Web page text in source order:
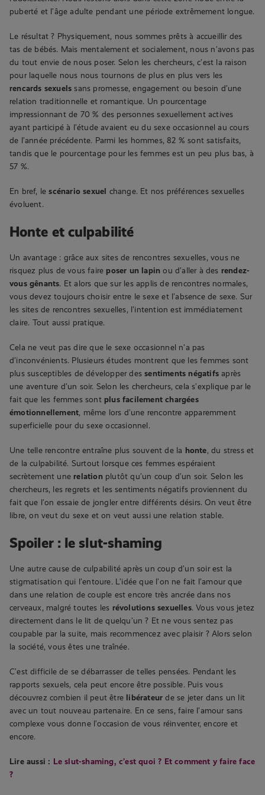
puberté et l’âge adulte pendant une période extrêmement longue.
Le résultat ? Physiquement, nous sommes prêts à accueillir des
tas de bébés. Mais mentalement et socialement, nous n’avons pas
du tout envie de nous poser. Selon les chercheurs, c’est la raison
pour laquelle nous nous tournons de plus en plus vers les
rencards sexuels sans promesse, engagement ou besoin d’une
relation traditionnelle et romantique. Un pourcentage
impressionnant de 70 % des personnes sexuellement actives
ayant participé à l’étude avaient eu du sexe occasionnel au cours
de l’année précédente. Parmi les hommes, 82 % sont satisfaits,
tandis que le pourcentage pour les femmes est un peu plus bas, à
57 %.
En bref, lescénario sexuel change. Et nos préférences sexuelles
évoluent.
Honte et culpabilité
Un avantage : grâce aux sites de rencontres sexuelles, vous ne
risquez plus de vous faireposer un lapin ou d’aller à des rendez-
vous gênants. Et alors que sur les applis de rencontres normales,
vous devez toujours choisir entre le sexe et l’absence de sexe. Sur
les sites de rencontres sexuelles, l’intention est immédiatement
claire. Tout aussi pratique.
Cela ne veut pas dire que le sexe occasionnel n’a pas
d’inconvénients. Plusieurs études montrent que les femmes sont
plus susceptibles de développer dessentiments négatifs après
une aventure d’un soir. Selon les chercheurs, cela s’explique par le
fait que les femmes sont plus facilement chargées
émotionnellement, même lors d’une rencontre apparemment
superficielle pour du sexe occasionnel.
Une telle rencontre entraîne plus souvent de la honte, du stress et
de la culpabilité. Surtout lorsque ces femmes espéraient
secrètement unerelationplutôt qu’un coup d’un soir. Selon les
chercheurs, les regrets et les sentiments négatifs proviennent du
fait que l’on essaie de jongler entre différents désirs. On veut être
libre, on veut du sexe et on veut aussi une relation stable.
Spoiler : le slut-shaming
Une autre cause de culpabilité après un coup d’un soir est la
stigmatisation qui l’entoure. L’idée que l’on ne fait l’amour que
dans une relation de couple est encore très ancrée dans nos
cerveaux, malgré toutes les révolutions sexuelles. Vous vous jetez
directement dans le lit de quelqu’un ? Et ne vous sentez pas
coupable par la suite, mais recommencez avec plaisir ? Alors selon
la société, vous êtes une traînée.
C’est difficile de se débarrasser de telles pensées. Pendant les
rapports sexuels, cela peut encore être possible. Puis vous
découvrez combien il peut être libérateur de se jeter dans un lit
avec un tout nouveau partenaire. En ce sens, faire l’amour sans
complexe vous donne l’occasion de vous réinventer, encore et
encore.
Lire aussi : Le slut-shaming, c’est quoi ? Et comment y faire face
?